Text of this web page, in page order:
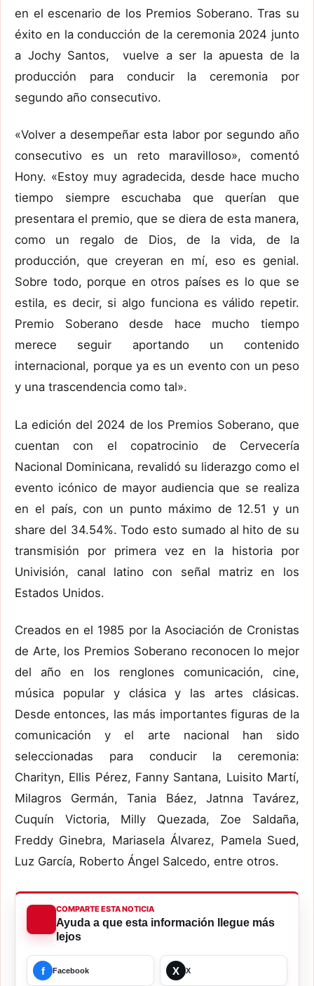
en el escenario de los Premios Soberano. Tras su
éxito en la conducción de la ceremonia 2024 junto
a Jochy Santos, vuelve a ser la apuesta de la
producción para conducir la ceremonia por
segundo año consecutivo.
«Volver a desempeñar esta labor por segundo año
consecutivo es un reto maravilloso», comentó
Hony. «Estoy muy agradecida, desde hace mucho
tiempo siempre escuchaba que querían que
presentara el premio, que se diera de esta manera,
como un regalo de Dios, de la vida, de la
producción, que creyeran en mí, eso es genial.
Sobre todo, porque en otros países es lo que se
estila, es decir, si algo funciona es válido repetir.
Premio Soberano desde hace mucho tiempo
merece seguir aportando un contenido
internacional, porque ya es un evento con un peso
y una trascendencia como tal».
La edición del 2024 de los Premios Soberano, que
cuentan con el copatrocinio de Cervecería
Nacional Dominicana, revalidó su liderazgo como el
evento icónico de mayor audiencia que se realiza
en el país, con un punto máximo de 12.51 y un
share del 34.54%. Todo esto sumado al hito de su
transmisión por primera vez en la historia por
Univisión, canal latino con señal matriz en los
Estados Unidos.
Creados en el 1985 por la Asociación de Cronistas
de Arte, los Premios Soberano reconocen lo mejor
del año en los renglones comunicación, cine,
música popular y clásica y las artes clásicas.
Desde entonces, las más importantes figuras de la
comunicación y el arte nacional han sido
seleccionadas para conducir la ceremonia:
Charityn, Ellis Pérez, Fanny Santana, Luisito Martí,
Milagros Germán, Tania Báez, Jatnna Tavárez,
Cuquín Victoria, Milly Quezada, Zoe Saldaña,
Freddy Ginebra, Mariasela Álvarez, Pamela Sued,
Luz García, Roberto Ángel Salcedo, entre otros.
COMPARTE ESTA NOTICIA
Ayuda a que esta información llegue más
lejos
f Facebook X X